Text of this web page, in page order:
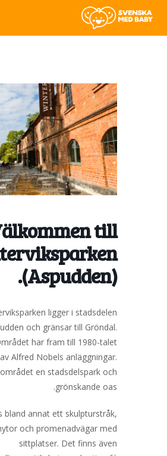
till
(Aspudden).
ligger i stadsdelen
och gränsar till Gröndal.
har fram till 1980-talet
Alfred Nobels anläggningar.
en stadsdelspark och
grönskande oas.
bland annat ett skulpturstråk,
och promenadvägar med
sittplatser. Det finns även